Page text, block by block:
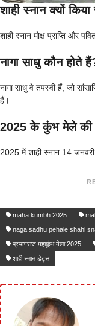
शाही स्नान क्यों
शाही स्नान मोक्ष प्राप्ति और
नागा साधु कौन होते
नागा साधु वे तपस्वी हैं, जो
हैं।
2025 के कुंभ मेले की
2025 में शाही स्नान 14
maha kumbh 2025
naga sadhu pehale shahi
प्रयागराज महाकुंभ मेला 2025
शाही स्नान डेट्स